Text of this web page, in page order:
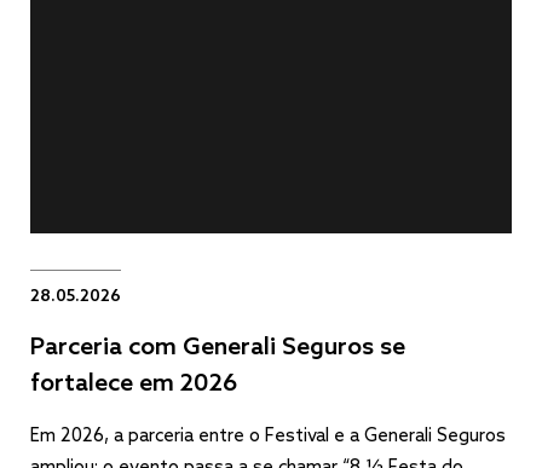
28.05.2026
Parceria com Generali Seguros se
fortalece em 2026
Em 2026, a parceria entre o Festival e a Generali Seguros